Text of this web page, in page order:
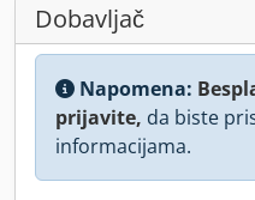
Dobavljač
Napomena:
prijavite, da biste
informacijama.